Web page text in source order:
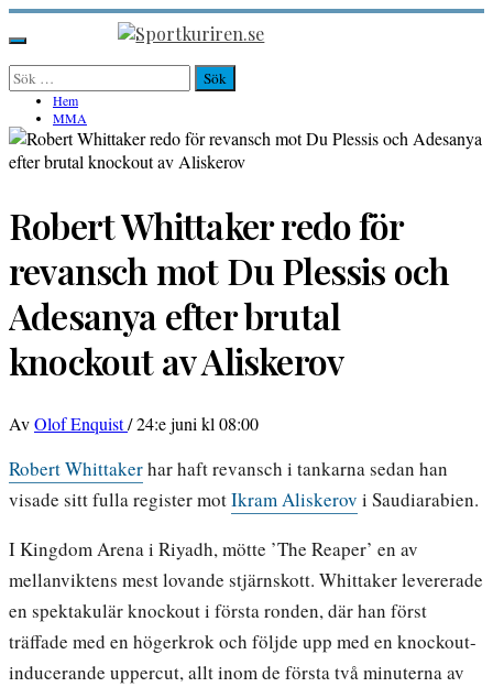
Hoppa
till
innehåll
Sportkuriren.se
Primär
meny
Sök
efter: Hem
MMA
Robert Whittaker redo för
revansch mot Du Plessis och
Adesanya efter brutal
knockout av Aliskerov
AvOlof Enquist/24:e juni kl 08:00
Robert Whittakerhar haft revansch i tankarna sedan han
visade sitt fulla register motIkram Aliskerov i Saudiarabien.
I Kingdom Arena i Riyadh, mötte ’The Reaper’ en av
mellanviktens mest lovande stjärnskott. Whittaker levererade
en spektakulär knockout i första ronden, där han först
träffade med en högerkrok och följde upp med en knockout-
inducerande uppercut, allt inom de första två minuterna av